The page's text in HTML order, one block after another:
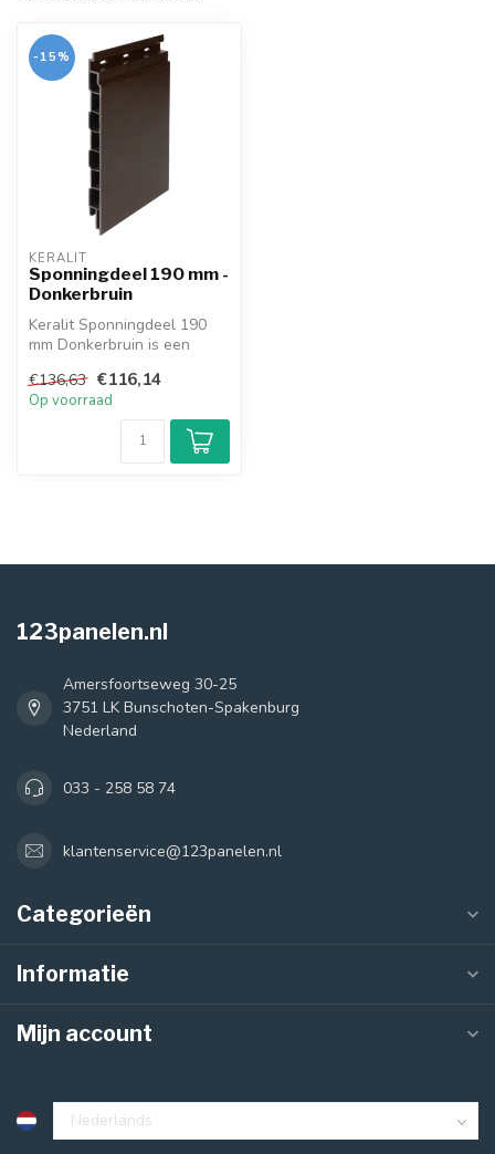
-15%
KERALIT
Sponningdeel 190 mm -
Donkerbruin
Keralit Sponningdeel 190
mm Donkerbruin is een
jarenl...
€136,63 €116,14
Op voorraad
123panelen.nl
Amersfoortseweg 30-25
3751 LK Bunschoten-Spakenburg
Nederland
033 - 258 58 74
klantenservice@123panelen.nl
Categorieën
Informatie
Mijn account